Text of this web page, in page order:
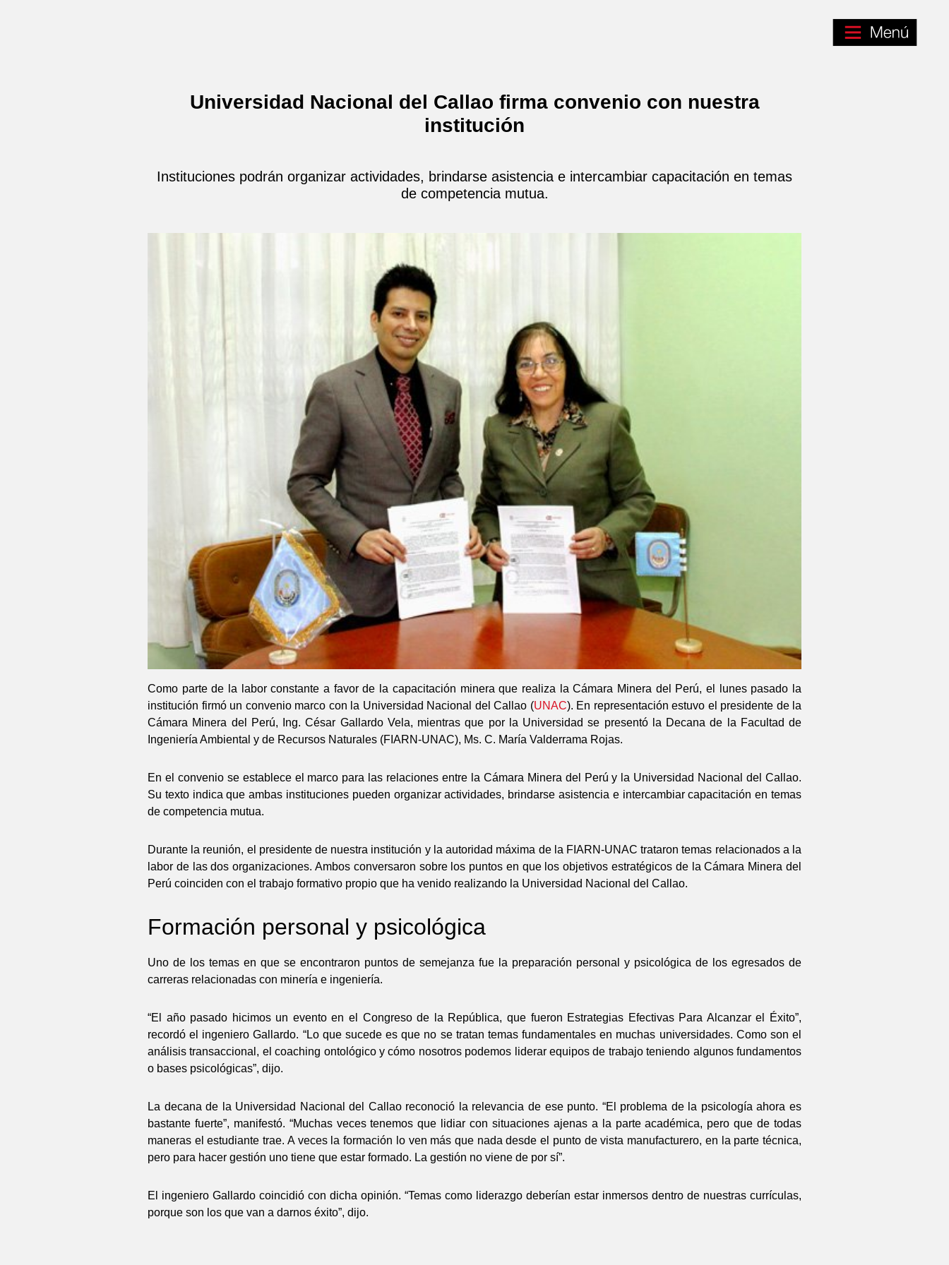
Universidad Nacional del Callao firma convenio con nuestra
institución
Instituciones podrán organizar actividades, brindarse asistencia e intercambiar capacitación en temas
de competencia mutua.
Como parte de la labor constante a favor de la capacitación minera que realiza la Cámara Minera del Perú, el lunes pasado la
institución firmó un convenio marco con la Universidad Nacional del Callao (UNAC). En representación estuvo el presidente de la
Cámara Minera del Perú, Ing. César Gallardo Vela, mientras que por la Universidad se presentó la Decana de la Facultad de
Ingeniería Ambiental y de Recursos Naturales (FIARN-UNAC), Ms. C. María Valderrama Rojas.
En el convenio se establece el marco para las relaciones entre la Cámara Minera del Perú y la Universidad Nacional del Callao.
Su texto indica que ambas instituciones pueden organizar actividades, brindarse asistencia e intercambiar capacitación en temas
de competencia mutua.
Durante la reunión, el presidente de nuestra institución y la autoridad máxima de la FIARN-UNAC trataron temas relacionados a la
labor de las dos organizaciones. Ambos conversaron sobre los puntos en que los objetivos estratégicos de la Cámara Minera del
Perú coinciden con el trabajo formativo propio que ha venido realizando la Universidad Nacional del Callao.
Formación personal y psicológica
Uno de los temas en que se encontraron puntos de semejanza fue la preparación personal y psicológica de los egresados de
carreras relacionadas con minería e ingeniería.
“El año pasado hicimos un evento en el Congreso de la República, que fueron Estrategias Efectivas Para Alcanzar el Éxito”,
recordó el ingeniero Gallardo. “Lo que sucede es que no se tratan temas fundamentales en muchas universidades. Como son el
análisis transaccional, el coaching ontológico y cómo nosotros podemos liderar equipos de trabajo teniendo algunos fundamentos
o bases psicológicas”, dijo.
La decana de la Universidad Nacional del Callao reconoció la relevancia de ese punto. “El problema de la psicología ahora es
bastante fuerte”, manifestó. “Muchas veces tenemos que lidiar con situaciones ajenas a la parte académica, pero que de todas
maneras el estudiante trae. A veces la formación lo ven más que nada desde el punto de vista manufacturero, en la parte técnica,
pero para hacer gestión uno tiene que estar formado. La gestión no viene de por sí”.
El ingeniero Gallardo coincidió con dicha opinión. “Temas como liderazgo deberían estar inmersos dentro de nuestras currículas,
porque son los que van a darnos éxito”, dijo.